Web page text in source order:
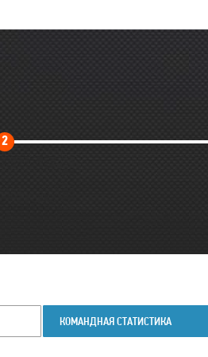
2Второй
КОМАНДНАЯ СТАТИСТИКА